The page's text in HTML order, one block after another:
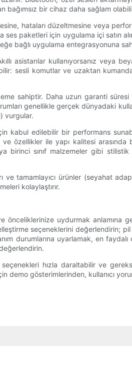
bağımsız bir cihaz daha sağlam
hataları düzeltmesine veya
paketleri için uygulama içi satın
bağlı uygulama entegrasyonuna
asistanlar kullanıyorsanız veya
sesli komutlar ve uzaktan
sahiptir. Daha uzun garanti
genellikle gerçek dünyadaki
vurgular.
kabul edilebilir bir performans
özellikler ile yapı kalitesi
sınıf malzemeler gibi stilistik
tamamlayıcı ürünler (seyahat
kolaylaştırır.
uydurmak anlamına
seçeneklerini değerlendirin; pil
durumlarına uyarlamak, en
hızla daraltabilir ve
gösterimlerinden, kullanıcı